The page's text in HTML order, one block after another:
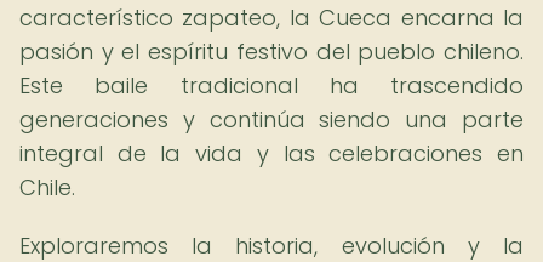
característico zapateo, la Cueca encarna la
pasión y el espíritu festivo del pueblo chileno.
Este baile tradicional ha trascendido
generaciones y continúa siendo una parte
integral de la vida y las celebraciones en
Chile.
Exploraremos la historia, evolución y la